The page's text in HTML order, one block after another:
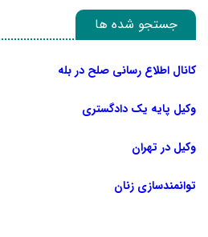
جستجو شده ها
کانال اطلاع رسانی صلح در بله
وکیل پایه یک دادگستری
وکیل در تهران
توانمندسازی زنان